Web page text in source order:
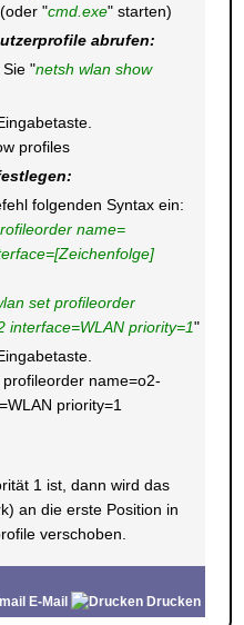
"cmd.exe" starten)
abrufen:
"netsh wlan show
folgenden Syntax ein:
name=
set profileorder
interface=WLAN priority=1"
1 ist, dann wird das
an die erste Position in
verschoben.
E-Mail
Drucken